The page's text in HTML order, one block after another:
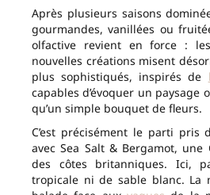
Après plusieurs saisons
gourmandes, vanillées ou
olfactive revient en force :
nouvelles créations misent
plus sophistiqués, inspirés de
capables d’évoquer un paysage
qu’un simple bouquet de fleurs.
C’est précisément le parti pris
avec Sea Salt & Bergamot, une
des côtes britanniques. Ici,
tropicale ni de sable blanc. La